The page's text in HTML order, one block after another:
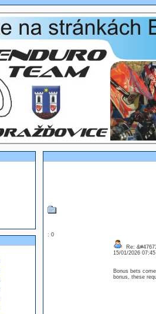
: 0
Re:
15/01/2026
Bonus bets
bonus, these